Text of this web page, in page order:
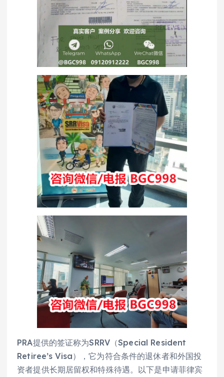
PRA提供的签证称为SRRV（Special Resident
Retiree’s Visa），它为符合条件的退休者和外国投
资者提供长期居留权和特殊待遇。以下是申请菲律宾